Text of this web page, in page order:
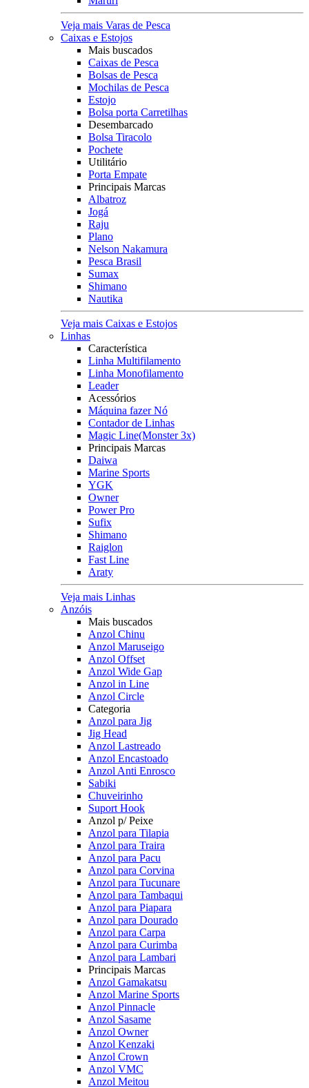
Veja mais Varas de Pesca
Caixas e Estojos
Mais buscados
Caixas de Pesca
Bolsas de Pesca
Mochilas de Pesca
Estojo
Bolsa porta Carretilhas
Desembarcado
Bolsa Tiracolo
Pochete
Utilitário
Porta Empate
Principais Marcas
Albatroz
Jogá
Raju
Plano
Nelson Nakamura
Pesca Brasil
Sumax
Shimano
Nautika
Veja mais Caixas e Estojos
Linhas
Característica
Linha Multifilamento
Linha Monofilamento
Leader
Acessórios
Máquina fazer Nó
Contador de Linhas
Magic Line(Monster 3x)
Principais Marcas
Daiwa
Marine Sports
YGK
Owner
Power Pro
Sufix
Shimano
Raiglon
Fast Line
Araty
Veja mais Linhas
Anzóis
Mais buscados
Anzol Chinu
Anzol Maruseigo
Anzol Offset
Anzol Wide Gap
Anzol in Line
Anzol Circle
Categoria
Anzol para Jig
Jig Head
Anzol Lastreado
Anzol Encastoado
Anzol Anti Enrosco
Sabiki
Chuveirinho
Suport Hook
Anzol p/ Peixe
Anzol para Tilapia
Anzol para Traira
Anzol para Pacu
Anzol para Corvina
Anzol para Tucunare
Anzol para Tambaqui
Anzol para Piapara
Anzol para Dourado
Anzol para Carpa
Anzol para Curimba
Anzol para Lambari
Principais Marcas
Anzol Gamakatsu
Anzol Marine Sports
Anzol Pinnacle
Anzol Sasame
Anzol Owner
Anzol Kenzaki
Anzol Crown
Anzol VMC
Anzol Meitou